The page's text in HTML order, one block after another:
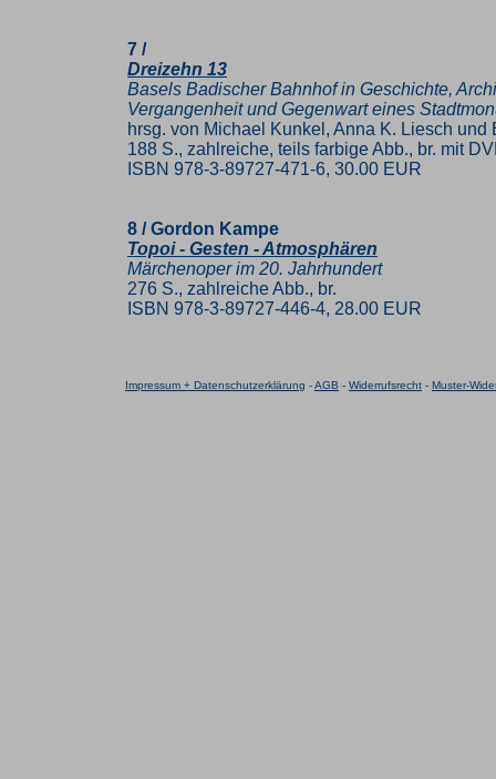
7 /
Dreizehn 13
Basels Badischer Bahnhof in Geschichte,
Vergangenheit und Gegenwart eines
hrsg. von Michael Kunkel, Anna K. Liesch und
188 S., zahlreiche, teils farbige Abb., br. mit
ISBN 978-3-89727-471-6, 30.00 EUR
8 / Gordon Kampe
Topoi - Gesten - Atmosphären
Märchenoper im 20. Jahrhundert
276 S., zahlreiche Abb., br.
ISBN 978-3-89727-446-4, 28.00 EUR
Impressum + Datenschutzerklärung -AGB - Widerrufsrecht - Muster-